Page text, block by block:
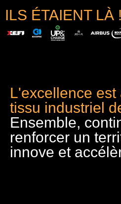
ILS ÉTAIENT LÀ !
L'excellence est
tissu industriel
Ensemble,
renforcer un
innove et